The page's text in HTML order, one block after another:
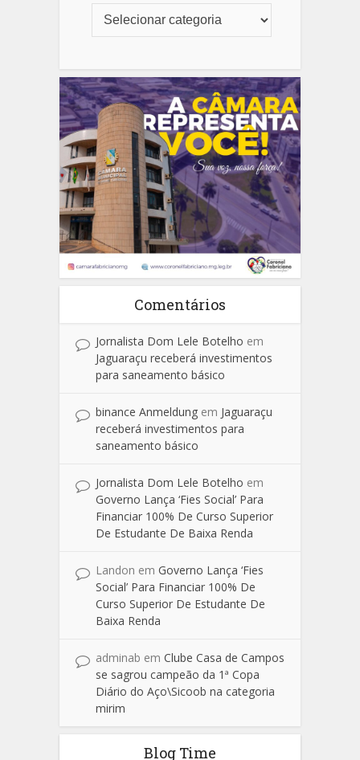
Comentários
Jornalista Dom Lele Botelho em
Jaguaraçu receberá investimentos
para saneamento básico
binance Anmeldung em Jaguaraçu
receberá investimentos para
saneamento básico
Jornalista Dom Lele Botelho em
Governo Lança ‘Fies Social’ Para
Financiar 100% De Curso Superior
De Estudante De Baixa Renda
Landon em Governo Lança ‘Fies
Social’ Para Financiar 100% De
Curso Superior De Estudante De
Baixa Renda
adminab em Clube Casa de Campos
se sagrou campeão da 1ª Copa
Diário do Aço\Sicoob na categoria
mirim
Blog Time